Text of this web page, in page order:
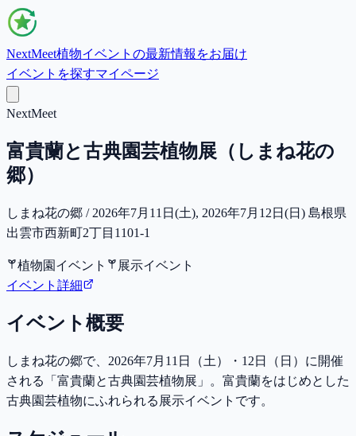
NextMeet植物イベントの最新情報をお届け
イベントを探すマイページ
NextMeet
富貴蘭と古典園芸植物展（しまね花の
郷）
しまね花の郷 / 2026年7月11日(土), 2026年7月12日(日) 島根県
出雲市西新町2丁目1101-1
植物園イベント
展示イベント
イベント詳細
イベント概要
しまね花の郷で、2026年7月11日（土）・12日（日）に開催
される「富貴蘭と古典園芸植物展」。富貴蘭をはじめとした
古典園芸植物にふれられる展示イベントです。